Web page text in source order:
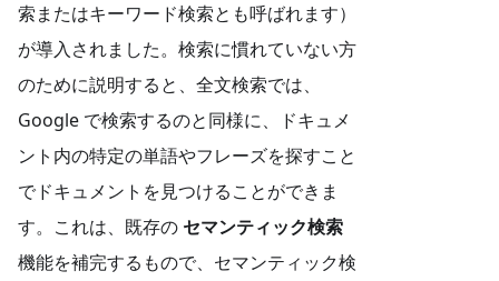
索またはキーワード検索とも呼ばれます）
が導入されました。検索に慣れていない方
のために説明すると、全文検索では、
Google で検索するのと同様に、ドキュメ
ント内の特定の単語やフレーズを探すこと
でドキュメントを見つけることができま
す。これは、既存の セマンティック検索
機能を補完するもので、セマンティック検